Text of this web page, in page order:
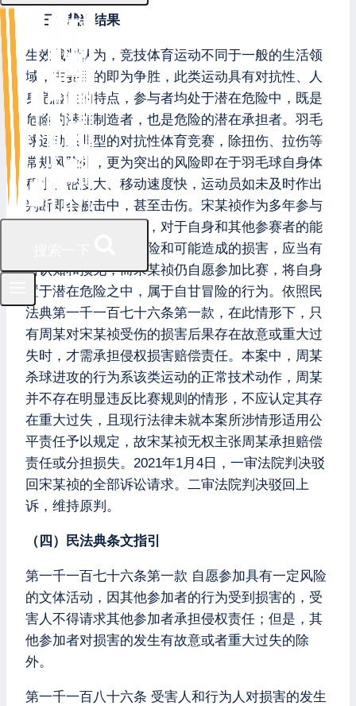
（三）裁判结果
生效裁判认为，竞技体育运动不同于一般的生活领
域，主要目的即为争胜，此类运动具有对抗性、人
身危险性的特点，参与者均处于潜在危险中，既是
危险的潜在制造者，也是危险的潜在承担者。羽毛
球运动系典型的对抗性体育竞赛，除扭伤、拉伤等
常规风险外，更为突出的风险即在于羽毛球自身体
积小、密度大、移动速度快，运动员如未及时作出
判断即会被击中，甚至击伤。宋某祯作为多年参与
羽毛球运动的爱好者，对于自身和其他参赛者的能
力以及此项运动的危险和可能造成的损害，应当有
所认知和预见，而宋某祯仍自愿参加比赛，将自身
置于潜在危险之中，属于自甘冒险的行为。依照民
法典第一千一百七十六条第一款，在此情形下，只
有周某对宋某祯受伤的损害后果存在故意或重大过
失时，才需承担侵权损害赔偿责任。本案中，周某
杀球进攻的行为系该类运动的正常技术动作，周某
并不存在明显违反比赛规则的情形，不应认定其存
在重大过失，且现行法律未就本案所涉情形适用公
平责任予以规定，故宋某祯无权主张周某承担赔偿
责任或分担损失。2021年1月4日，一审法院判决驳
回宋某祯的全部诉讼请求。二审法院判决驳回上
诉，维持原判。
（四）民法典条文指引
第一千一百七十六条第一款 自愿参加具有一定风险
的文体活动，因其他参加者的行为受到损害的，受
害人不得请求其他参加者承担侵权责任；但是，其
他参加者对损害的发生有故意或者重大过失的除
外。
第一千一百八十六条 受害人和行为人对损害的发生